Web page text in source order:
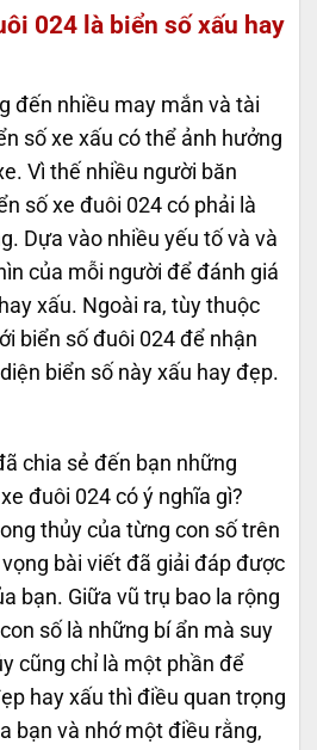
024 là biển số xấu hay
đến nhiều may mắn và tài
số xe xấu có thể ảnh hưởng
Vì thế nhiều người băn
số xe đuôi 024 có phải là
Dựa vào nhiều yếu tố và và
của mỗi người để đánh giá
xấu. Ngoài ra, tùy thuộc
biển số đuôi 024 để nhận
biển số này xấu hay đẹp.
chia sẻ đến bạn những
đuôi 024 có ý nghĩa gì?
thủy của từng con số trên
bài viết đã giải đáp được
bạn. Giữa vũ trụ bao la rộng
số là những bí ẩn mà suy
cũng chỉ là một phần để
hay xấu thì điều quan trọng
bạn và nhớ một điều rằng,